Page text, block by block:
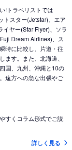
!トラベリストでは
トスター(Jetstar)、エア
イヤー(Star Flyer)、ソラ
Dream Airlines)、ス
時に比較し、片道・往
す。また、北海道、
国、九州、沖縄と10の
遠方への急な出張やご
すくコラム形式でご説
詳しく見る